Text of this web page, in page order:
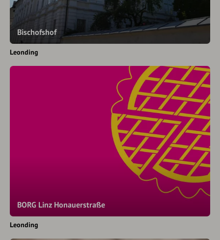
Bischofshof
Leonding
BORG Linz Honauerstraße
Leonding